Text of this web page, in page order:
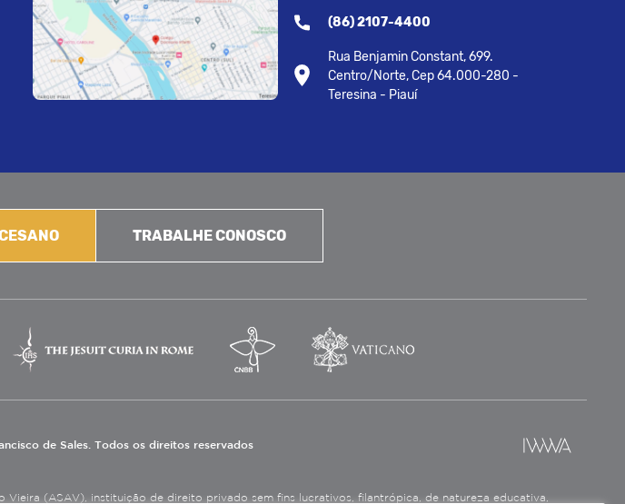
(86) 2107-4400
Rua Benjamin Constant, 699.
Centro/Norte, Cep 64.000-280 -
Teresina - Piauí
TRABALHE CONOSCO
de Sales. Todos os direitos reservados
(ASAV), instituição de direito privado sem fins lucrativos, filantrópica, de natureza educativa,